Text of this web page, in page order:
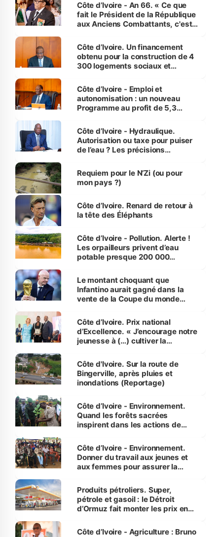
Côte d’Ivoire - An 66. « Ce que
fait le Président de la République
aux Anciens Combattants, c'est
Côte d’Ivoire. Un financement
obtenu pour la construction de 4
300 logements sociaux et
et Yamoussoukro
Côte d’Ivoire - Emploi et
autonomisation : un nouveau
Programme au profit de 5,3
Côte d’Ivoire - Hydraulique.
Autorisation ou taxe pour puiser
de l’eau ? Les précisions
Requiem pour le N’Zi (ou pour
mon pays ?)
Côte d’Ivoire. Renard de retour à
la tête des Éléphants
Côte d’Ivoire - Pollution. Alerte !
Les orpailleurs privent d’eau
potable presque 200 000
Le montant choquant que
Infantino aurait gagné dans la
vente de la Coupe du monde
Côte d’Ivoire. Prix national
d’Excellence. « J’encourage notre
jeunesse à (…) cultiver la
(Alassane Ouattara
Côte d'Ivoire. Sur la route de
Bingerville, après pluies et
inondations (Reportage)
Côte d’Ivoire - Environnement.
Quand les forêts sacrées
inspirent dans les actions de
Côte d’Ivoire - Environnement.
Donner du travail aux jeunes et
aux femmes pour assurer la
menacées
Produits pétroliers. Super,
pétrole et gasoil : le Détroit
d’Ormuz fait monter les prix en
Côte d’Ivoire - Agriculture : Bruno